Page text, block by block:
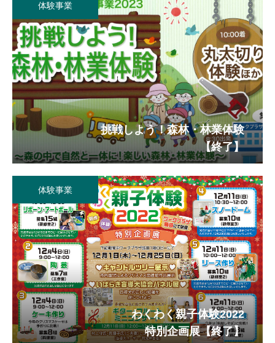
体験事業
挑戦しよう！森林・林業体験
【終了】
体験事業
わくわく親子体験2022
特別企画展【終了】